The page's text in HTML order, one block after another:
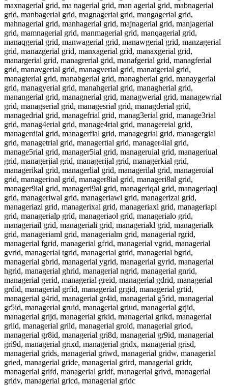
maxnagerial grid, ma nagerial grid, man agerial grid, mabnagerial
grid, manbagerial grid, magnagerial grid, mangagerial grid,
mahnagerial grid, manhagerial grid, majnagerial grid, manjagerial
grid, mamnagerial grid, manmagerial grid, manqagerial grid,
manaqgerial grid, manwagerial grid, manawgerial grid, manzagerial
grid, manazgerial grid, manxagerial grid, manaxgerial grid,
manargerial grid, managrerial grid, manafgerial grid, managferial
grid, manavgerial grid, managverial grid, manatgerial grid,
managterial grid, manabgerial grid, managberial grid, manaygerial
grid, managyerial grid, manahgerial grid, managherial grid,
manangerial grid, managnerial grid, managwerial grid, managewrial
grid, managserial grid, managesrial grid, managderial grid,
managedrial grid, managefrial grid, manag3erial grid, manage3rial
grid, manag4erial grid, manage4rial grid, managereial grid,
managerdial grid, managerfial grid, managegrial grid, managergial
grid, managetrial grid, managertial grid, manager4ial grid,
manage5rial grid, manager5ial grid, manageruial grid, manageriual
grid, managerjial grid, managerijal grid, managerkial grid,
managerikal grid, managerlial grid, managerilal grid, manageroial
grid, managerioal grid, manager8ial grid, manageri8al grid,
manager9ial grid, manageri9al grid, manageriqal grid, manageriaql
grid, manageriwal grid, manageriawl grid, managerizal grid,
manageriazl grid, managerixal grid, manageriaxl grid, manageriapl
grid, managerialp grid, manageriaol grid, managerialo grid,
manageriail grid, manageriali grid, manageriakl grid, managerialk
grid, manageriaml grid, managerialm grid, managerial rgrid,
managerial fgrid, managerial gfrid, managerial vgrid, managerial
gvrid, managerial tgrid, managerial gtrid, managerial bgrid,
managerial gbrid, managerial ygrid, managerial gyrid, managerial
hgrid, managerial ghrid, managerial ngrid, managerial gnrid,
managerial gerid, managerial greid, managerial gdrid, managerial
grdid, managerial grfid, managerial grgid, managerial grtid,
managerial g4rid, managerial gr4id, managerial g5rid, managerial
gr5id, managerial gruid, managerial griud, managerial grjid,
managerial grijd, managerial grkid, managerial grikd, managerial
grlid, managerial grild, managerial groid, managerial griod,
managerial gr8id, managerial gri8d, managerial gr9id, managerial
gri9d, managerial grixd, managerial gridx, managerial grisd,
managerial grids, managerial griwd, managerial gridw, managerial
gried, managerial gride, managerial grird, managerial gridr,
managerial grifd, managerial gridf, managerial grivd, managerial
gridv, managerial gricd, managerial gridc